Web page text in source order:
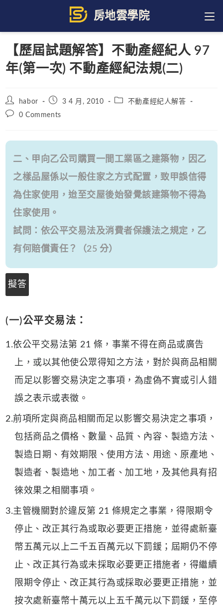
content
【歷屆試題解答】不動產經紀人 97
年(第一次) 不動產經紀法規(二)
Post
author:
habor
Post3 4 月, 2010
Post不動產經紀人解答
Post0 Comments
二、甲向乙公司購買一間工業區之建築物，因乙
之樣品屋係以一般住家之方式配置，致甲誤信得
為住家使用，迨至交屋後始發覺該建築物不得為
住家使用。
試問：依公平交易法及消費者保護法之規定，乙
有何賠償責任？（25 分）
擬答
(一)公平交易法：
1.依公平交易法第 21 條，事業不得在商品或廣告
上，或以其他使公眾得知之方法，對於與商品相關
而足以影響交易決定之事項，為虛偽不實或引人錯
誤之表示或表徵。
2.前項所定與商品相關而足以影響交易決定之事項，
包括商品之價格、數量、品質、內容、製造方法、
製造日期、有效期限、使用方法、用途、原產地、
製造者、製造地、加工者、加工地，及其他具有招
徠效果之相關事項。
3.主管機關對於違反第 21 條規定之事業，得限期令
停止、改正其行為或取必要更正措施，並得處新臺
幣五萬元以上二千五百萬元以下罰鍰；屆期仍不停
止、改正其行為或未採取必要更正措施者，得繼續
限期令停止、改正其行為或採取必要更正措施，並
按次處新臺幣十萬元以上五千萬元以下罰鍰，至停